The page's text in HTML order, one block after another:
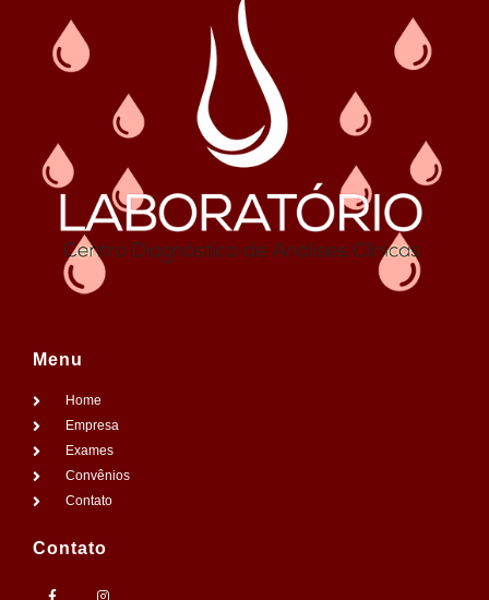
Menu
Home
Empresa
Exames
Convênios
Contato
Contato